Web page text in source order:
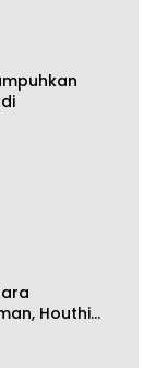
Houthi